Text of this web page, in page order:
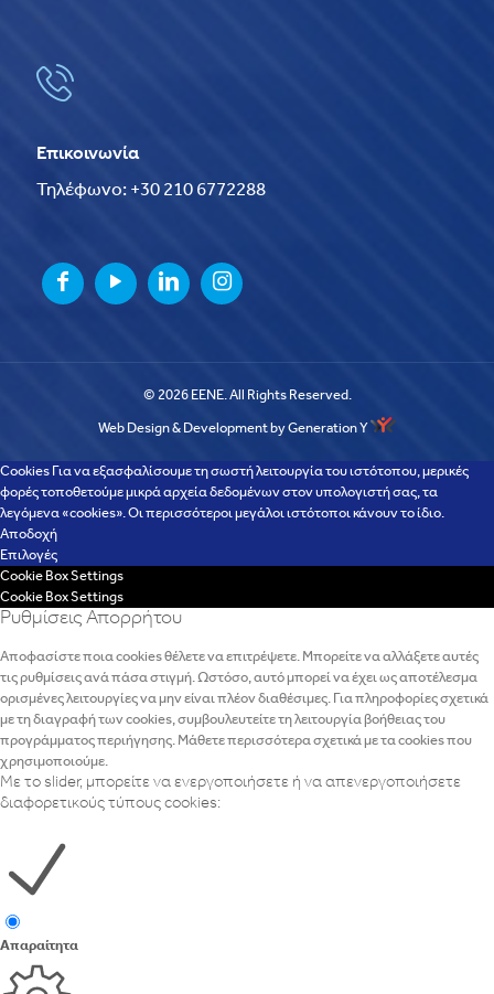
Επικοινωνία
Τηλέφωνο: +30 210 6772288
© 2026 EENE. All Rights Reserved.
Web Design & Development by Generation Y
Cookies Για να εξασφαλίσουμε τη σωστή λειτουργία του ιστότοπου, μερικές
φορές τοποθετούμε μικρά αρχεία δεδομένων στον υπολογιστή σας, τα
λεγόμενα «cookies». Οι περισσότεροι μεγάλοι ιστότοποι κάνουν το ίδιο.
Αποδοχή
Επιλογές
Cookie Box Settings
Cookie Box Settings
Ρυθμίσεις Απορρήτου
Αποφασίστε ποια cookies θέλετε να επιτρέψετε. Μπορείτε να αλλάξετε αυτές
τις ρυθμίσεις ανά πάσα στιγμή. Ωστόσο, αυτό μπορεί να έχει ως αποτέλεσμα
ορισμένες λειτουργίες να μην είναι πλέον διαθέσιμες. Για πληροφορίες σχετικά
με τη διαγραφή των cookies, συμβουλευτείτε τη λειτουργία βοήθειας του
προγράμματος περιήγησης. Μάθετε περισσότερα σχετικά με τα cookies που
χρησιμοποιούμε.
Με το slider, μπορείτε να ενεργοποιήσετε ή να απενεργοποιήσετε
διαφορετικούς τύπους cookies:
Απαραίτητα